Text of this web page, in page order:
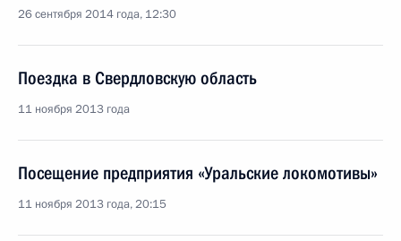
26 сентября 2014 года, 12:30
Поездка в Свердловскую область
11 ноября 2013 года
Посещение предприятия «Уральские локомотивы»
11 ноября 2013 года, 20:15